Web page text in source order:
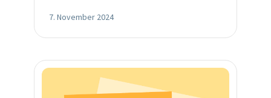
7. November 2024